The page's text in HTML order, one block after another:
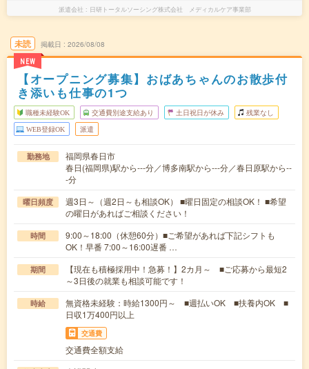
派遣会社 日研トータルソーシング株式会社 メディカルケア事業部
未読
NEW
掲載日 2026/08/08
【オープニング募集】おばあちゃんのお散歩付
き添いも仕事の1つ
職種未経験OK 交通費別途支給あり 土日祝日が休み 残業なし
WEB登録OK 派遣
勤務地
福岡県春日市
春日(福岡県)駅から---分／博多南駅から---分／春日原駅から--
-分
曜日頻度
週3日～（週2日～も相談OK） ■曜日固定の相談OK！ ■希望
の曜日があればご相談ください！
時間
9:00～18:00（休憩60分）■ご希望があれば下記シフトも
OK！早番 7:00～16:00遅番 …
期間
【現在も積極採用中！急募！】2カ月～ ■ご応募から最短2
～3日後の就業も相談可能です！
時給
無資格未経験：時給1300円～ ■週払いOK ■扶養内OK ■
日収1万400円以上
交通費
交通費全額支給